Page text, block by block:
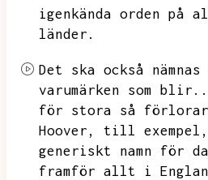
igenkända orden
länder.
Det ska också
varumärken som
för stora så förlorar
Hoover,
till exempel,
generiskt namn för
framför allt i